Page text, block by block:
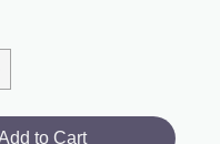
to Cart